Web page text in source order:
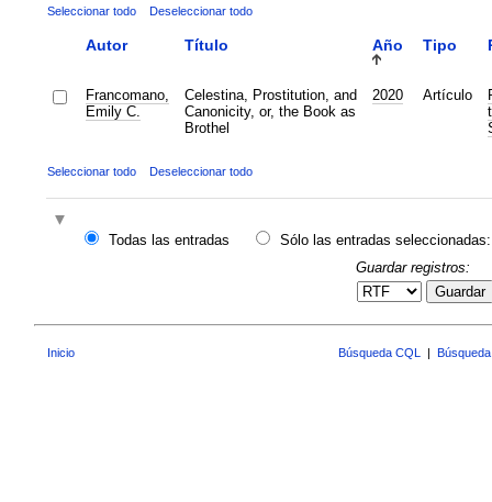
Seleccionar todo Deseleccionar todo
Autor Título Año Tipo
Francomano,
Emily C.
Celestina, Prostitution, and
Canonicity, or, the Book as
Brothel
2020 Artículo
Seleccionar todo Deseleccionar todo
Todas las entradas
Sólo las entradas seleccionadas:
Guardar registros:
Guardar
Inicio Búsqueda CQL